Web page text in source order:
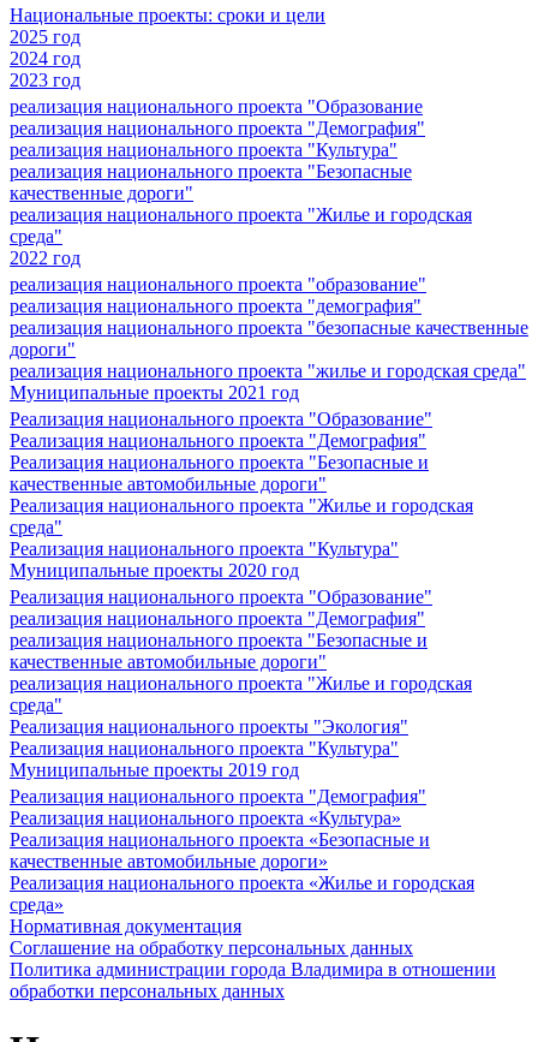
Национальные проекты: сроки и цели
2025 год
2024 год
2023 год
реализация национального проекта "Образование
реализация национального проекта "Демография"
реализация национального проекта "Культура"
реализация национального проекта "Безопасные
качественные дороги"
реализация национального проекта "Жилье и городская
среда"
2022 год
реализация национального проекта "образование"
реализация национального проекта "демография"
реализация национального проекта "безопасные качественные
дороги"
реализация национального проекта "жилье и городская среда"
Муниципальные проекты 2021 год
Реализация национального проекта "Образование"
Реализация национального проекта "Демография"
Реализация национального проекта "Безопасные и
качественные автомобильные дороги"
Реализация национального проекта "Жилье и городская
среда"
Реализация национального проекта "Культура"
Муниципальные проекты 2020 год
Реализация национального проекта "Образование"
реализация национального проекта "Демография"
реализация национального проекта "Безопасные и
качественные автомобильные дороги"
реализация национального проекта "Жилье и городская
среда"
Реализация национального проекты "Экология"
Реализация национального проекта "Культура"
Муниципальные проекты 2019 год
Реализация национального проекта "Демография"
Реализация национального проекта «Культура»
Реализация национального проекта «Безопасные и
качественные автомобильные дороги»
Реализация национального проекта «Жилье и городская
среда»
Нормативная документация
Соглашение на обработку персональных данных
Политика администрации города Владимира в отношении
обработки персональных данных